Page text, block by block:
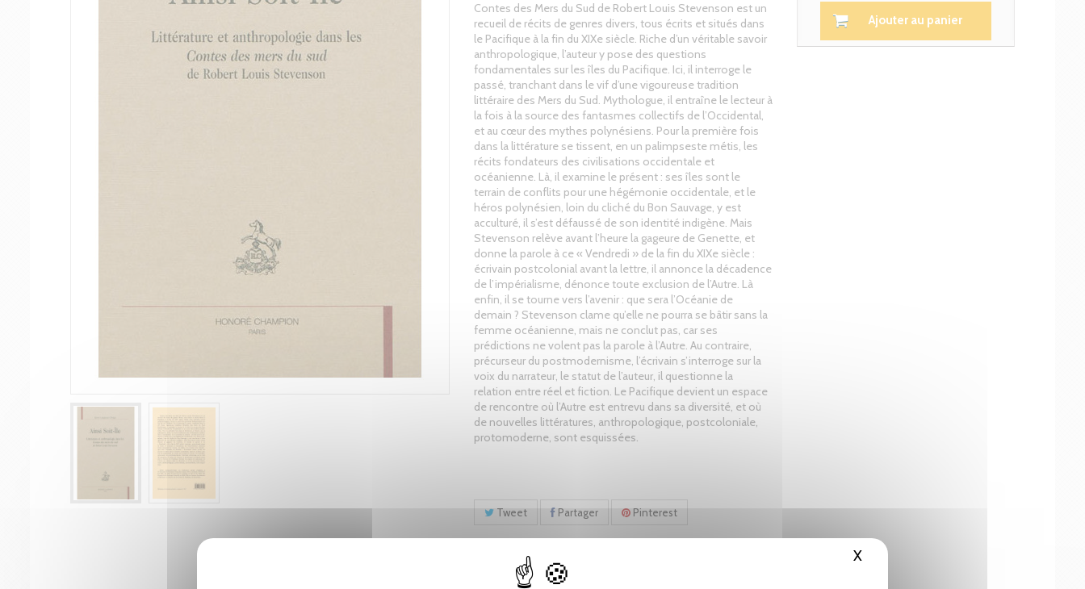
X Masquer le bandeau des cookies
Contes des Mers du Sud de Robert Louis Stevenson est un
recueil de récits de genres divers, tous écrits et situés dans
le Pacifique à la fin du XIXe siècle. Riche d’un véritable savoir
anthropologique, l’auteur y pose des questions
fondamentales sur les îles du Pacifique. Ici, il interroge le
passé, tranchant dans le vif d’une vigoureuse tradition
littéraire des Mers du Sud. Mythologue, il entraîne le lecteur à
la fois à la source des fantasmes collectifs de l’Occidental,
et au cœur des mythes polynésiens. Pour la première fois
dans la littérature se tissent, en un palimpseste métis, les
récits fondateurs des civilisations occidentale et
océanienne. Là, il examine le présent : ses îles sont le
terrain de conflits pour une hégémonie occidentale, et le
héros polynésien, loin du cliché du Bon Sauvage, y est
acculturé, il s’est défaussé de son identité indigène. Mais
Stevenson relève avant l’heure la gageure de Genette, et
donne la parole à ce « Vendredi » de la fin du XIXe siècle :
écrivain postcolonial avant la lettre, il annonce la décadence
de l’impérialisme, dénonce toute exclusion de l’Autre. Là
enfin, il se tourne vers l’avenir : que sera l’Océanie de
demain ? Stevenson clame qu’elle ne pourra se bâtir sans la
femme océanienne, mais ne conclut pas, car ses
prédictions ne volent pas la parole à l’Autre. Au contraire,
précurseur du postmodernisme, l’écrivain s’interroge sur la
voix du narrateur, le statut de l’auteur, il questionne la
relation entre réel et fiction. Le Pacifique devient un espace
de rencontre où l’Autre est entrevu dans sa diversité, et où
de nouvelles littératures, anthropologique, postcoloniale,
protomoderne, sont esquissées.
Tweet Partager Pinterest
Ajouter au panier